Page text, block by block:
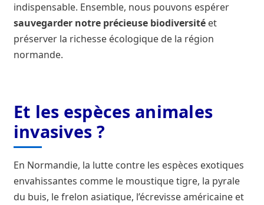
indispensable. Ensemble, nous pouvons espérer
sauvegarder notre précieuse biodiversitéet
préserver la richesse écologique de la région
normande.
Et les espèces animales
invasives ?
En Normandie, la lutte contre les espèces exotiques
envahissantes comme le moustique tigre, la pyrale
du buis, le frelon asiatique, l’écrevisse américaine et